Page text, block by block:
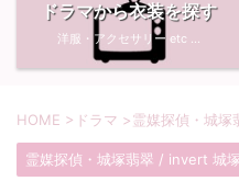
おすすめ検索ワード
川口春奈
・石原さとみ
・菜々緒
ドラマから衣装を探す
洋服・アクセサリー etc ...
HOME > ドラマ >霊媒探偵・城
霊媒探偵・城塚翡翠 / invert 城